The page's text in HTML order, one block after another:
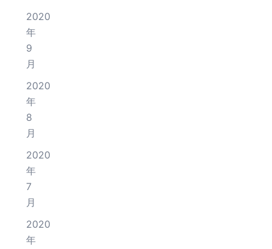
2020
年
9
月
2020
年
8
月
2020
年
7
月
2020
年